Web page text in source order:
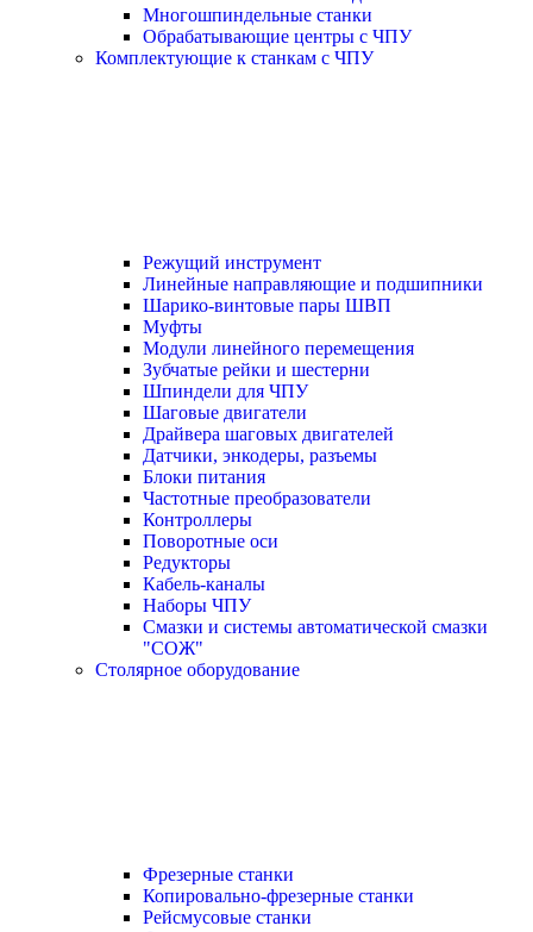
Многошпиндельные станки
Обрабатывающие центры с ЧПУ
Комплектующие к станкам с ЧПУ
Режущий инструмент
Линейные направляющие и подшипники
Шарико-винтовые пары ШВП
Муфты
Модули линейного перемещения
Зубчатые рейки и шестерни
Шпиндели для ЧПУ
Шаговые двигатели
Драйвера шаговых двигателей
Датчики, энкодеры, разъемы
Блоки питания
Частотные преобразователи
Контроллеры
Поворотные оси
Редукторы
Кабель-каналы
Наборы ЧПУ
Смазки и системы автоматической смазки
"СОЖ"
Столярное оборудование
Фрезерные станки
Копировально-фрезерные станки
Рейсмусовые станки